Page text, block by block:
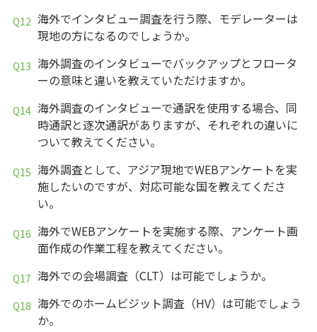
海外でインタビュー調査を行う際、モデレーターは
現地の方になるのでしょうか。
海外調査のインタビューでバックアップとフロータ
ーの意味と違いを教えていただけますか。
海外調査のインタビューで通訳を使用する場合、同
時通訳と逐次通訳がありますが、それぞれの違いに
ついて教えてください。
海外調査として、アジア現地でWEBアンケートを実
施したいのですが、対応可能な国を教えてくださ
い。
海外でWEBアンケートを実施する際、アンケート画
面作成の作業工程を教えてください。
海外での会場調査（CLT）は可能でしょうか。
海外でのホームビジット調査（HV）は可能でしょう
か。